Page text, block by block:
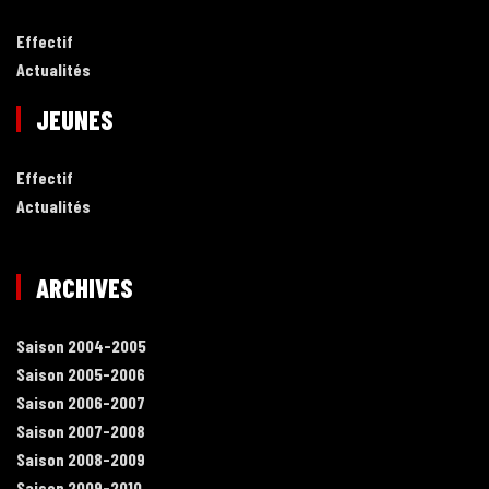
Effectif
Actualités
JEUNES
Effectif
Actualités
ARCHIVES
Saison 2004-2005
Saison 2005-2006
Saison 2006-2007
Saison 2007-2008
Saison 2008-2009